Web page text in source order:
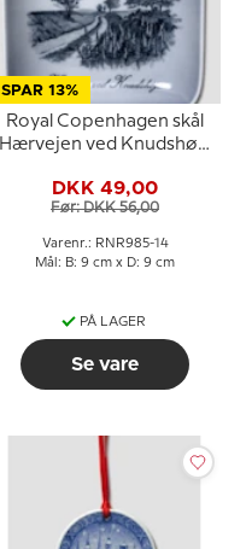
SPAR 13%
Royal Copenhagen skål
Hærvejen ved Knudshøj i
DKK 49,00
Før: DKK 56,00
Varenr.: RNR985-14
Mål: B: 9 cm x D: 9 cm
PÅ LAGER
Se vare